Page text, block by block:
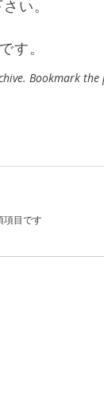
い。
す。
. Bookmark the
項目です